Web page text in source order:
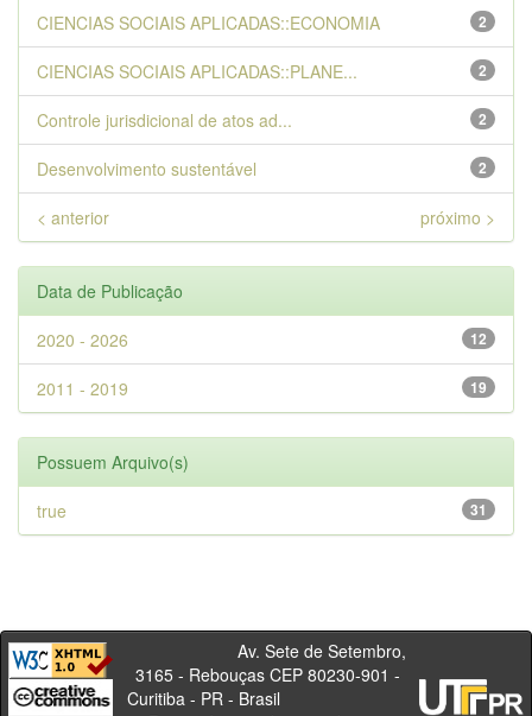
2
CIENCIAS SOCIAIS APLICADAS::ECONOMIA
2
CIENCIAS SOCIAIS APLICADAS::PLANE...
2
Controle jurisdicional de atos ad...
2
Desenvolvimento sustentável
< anterior próximo >
Data de Publicação
12
2020 - 2026
19
2011 - 2019
Possuem Arquivo(s)
31
true
Av. Sete de Setembro,
3165 - Rebouças CEP 80230-901 -
Curitiba - PR - Brasil